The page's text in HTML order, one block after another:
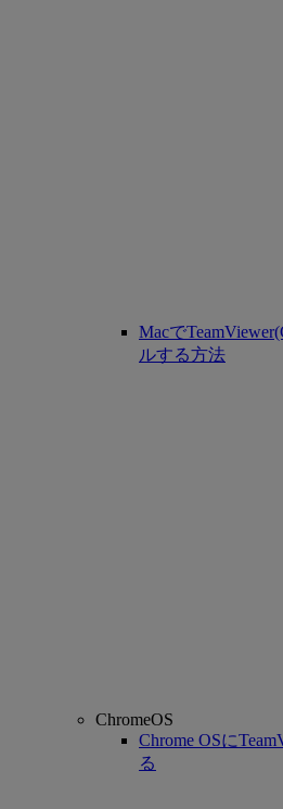
Macで
ルする方法
ChromeOS
Chrome OSに
る